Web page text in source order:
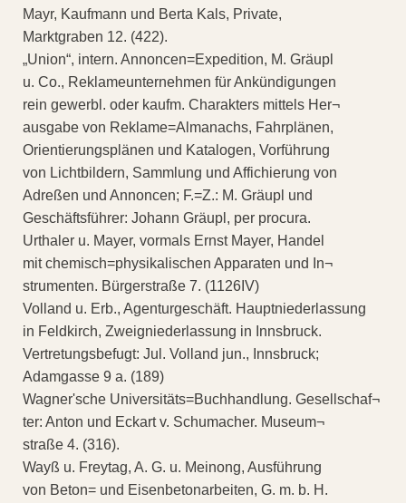
Mayr, Kaufmann und Berta Kals, Private,
Marktgraben 12. (422).
„Union“, intern. Annoncen=Expedition, M. Gräupl
u. Co., Reklameunternehmen für Ankündigungen
rein gewerbl. oder kaufm. Charakters mittels Her¬
ausgabe von Reklame=Almanachs, Fahrplänen,
Orientierungsplänen und Katalogen, Vorführung
von Lichtbildern, Sammlung und Affichierung von
Adreßen und Annoncen; F.=Z.: M. Gräupl und
Geschäftsführer: Johann Gräupl, per procura.
Urthaler u. Mayer, vormals Ernst Mayer, Handel
mit chemisch=physikalischen Apparaten und In¬
strumenten. Bürgerstraße 7. (1126IV)
Volland u. Erb., Agenturgeschäft. Hauptniederlassung
in Feldkirch, Zweigniederlassung in Innsbruck.
Vertretungsbefugt: Jul. Volland jun., Innsbruck;
Adamgasse 9 a. (189)
Wagner'sche Universitäts=Buchhandlung. Gesellschaf¬
ter: Anton und Eckart v. Schumacher. Museum¬
straße 4. (316).
Wayß u. Freytag, A. G. u. Meinong, Ausführung
von Beton= und Eisenbetonarbeiten, G. m. b. H.